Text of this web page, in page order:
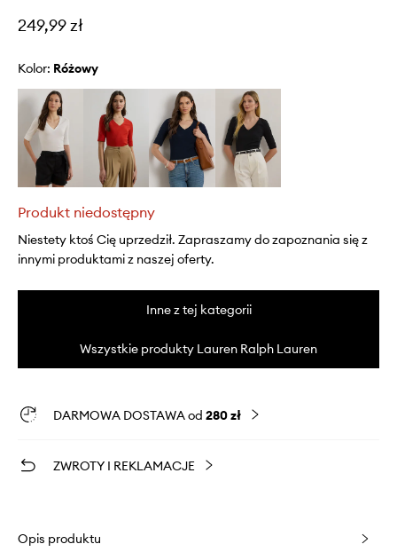
249,99 zł
Kolor: różowy
Produkt niedostępny
Niestety ktoś Cię uprzedził. Zapraszamy do zapoznania się z
innymi produktami z naszej oferty.
Inne z tej kategorii
Wszystkie produkty Lauren Ralph Lauren
DARMOWA DOSTAWA od 280 zł
ZWROTY I REKLAMACJE
Opis produktu